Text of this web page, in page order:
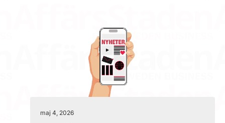
maj 4, 2026